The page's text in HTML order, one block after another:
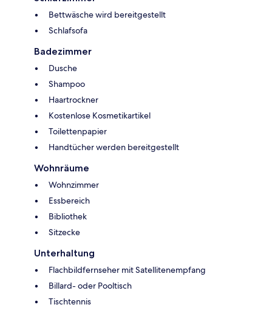
Bettwäsche wird bereitgestellt
Schlafsofa
Badezimmer
Dusche
Shampoo
Haartrockner
Kostenlose Kosmetikartikel
Toilettenpapier
Handtücher werden bereitgestellt
Wohnräume
Wohnzimmer
Essbereich
Bibliothek
Sitzecke
Unterhaltung
Flachbildfernseher mit Satellitenempfang
Billard- oder Pooltisch
Tischtennis